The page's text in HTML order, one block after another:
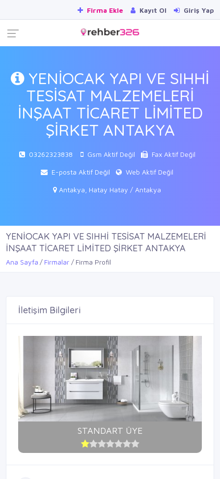
Firma Ekle Kayıt Ol Giriş Yap
YENİOCAK YAPI VE SIHHİ
TESİSAT MALZEMELERİ
İNŞAAT TİCARET LİMİTED
ŞİRKET ANTAKYA
03262323838 Gsm Aktif Değil Fax Aktif Değil
E-posta Aktif Değil Web Aktif Değil
Antakya, Hatay Hatay / Antakya
YENİOCAK YAPI VE SIHHİ TESİSAT MALZEMELERİ
İNŞAAT TİCARET LİMİTED ŞİRKET ANTAKYA
Ana Sayfa Firmalar Firma Profil
İletişim Bilgileri
STANDART ÜYE